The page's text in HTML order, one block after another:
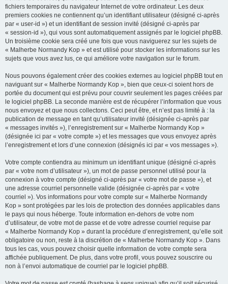
fichiers temporaires du navigateur Internet de votre ordinateur. Les deux
premiers cookies ne contiennent qu’un identifiant utilisateur (désigné ci-après
par « user-id ») et un identifiant de session invité (désigné ci-après par
« session-id »), qui vous sont automatiquement assignés par le logiciel phpBB.
Un troisième cookie sera créé une fois que vous naviguerez sur les sujets de
« Malherbe Normandy Kop » et est utilisé pour stocker les informations sur les
sujets que vous avez lus, ce qui améliore votre navigation sur le forum.
Nous pouvons également créer des cookies externes au logiciel phpBB tout en
naviguant sur « Malherbe Normandy Kop », bien que ceux-ci soient hors de
portée du document qui est prévu pour couvrir seulement les pages créées par
le logiciel phpBB. La seconde manière est de récupérer l’information que vous
nous envoyez et que nous collectons. Ceci peut être, et n’est pas limité à : la
publication de message en tant qu’utilisateur invité (désignée ci-après par
« messages invités »), l’enregistrement sur « Malherbe Normandy Kop »
(désignée ici par « votre compte ») et les messages que vous envoyez après
l’enregistrement et lors d’une connexion (désignés ici par « vos messages »).
Votre compte contiendra au minimum un identifiant unique (désigné ci-après
par « votre nom d’utilisateur »), un mot de passe personnel utilisé pour la
connexion à votre compte (désigné ci-après par « votre mot de passe »), et
une adresse courriel personnelle valide (désignée ci-après par « votre
courriel »). Vos informations pour votre compte sur « Malherbe Normandy
Kop » sont protégées par les lois de protection des données applicables dans
le pays qui nous héberge. Toute information en-dehors de votre nom
d’utilisateur, de votre mot de passe et de votre adresse courriel requise par
« Malherbe Normandy Kop » durant la procédure d’enregistrement, qu’elle soit
obligatoire ou non, reste à la discrétion de « Malherbe Normandy Kop ». Dans
tous les cas, vous pouvez choisir quelle information de votre compte sera
affichée publiquement. De plus, dans votre profil, vous pouvez souscrire ou
non à l’envoi automatique de courriel par le logiciel phpBB.